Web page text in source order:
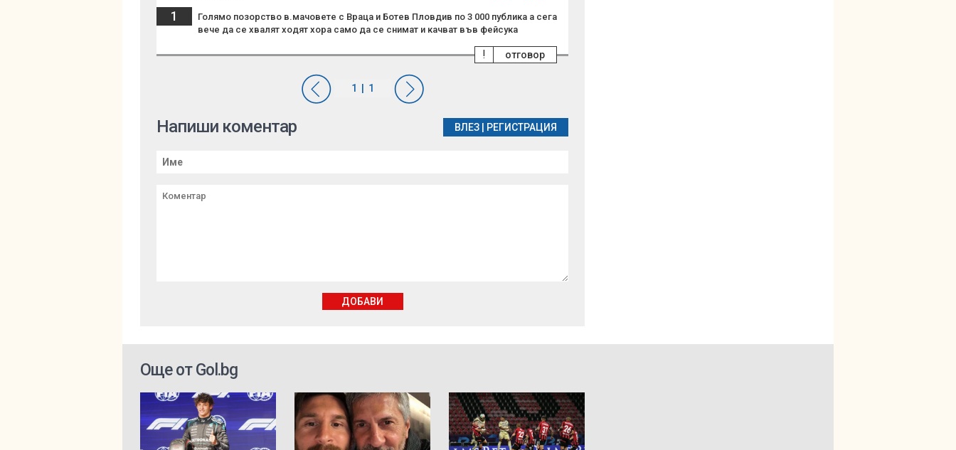
1
Голямо позорство в.мачовете с Враца и Ботев Пловдив по 3 000 публика а сега
вече да се хвалят ходят хора само да се снимат и качват във фейсука
отговор
!
Напиши коментар ВЛЕЗ РЕГИСТРАЦИЯ
ДОБАВИ
Още от Gol.bg